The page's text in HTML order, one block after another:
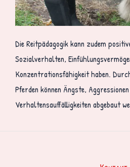
Die Reitpädagogik kann zudem
Sozialverhalten,
Konzentrationsfähigkeit haben.
Pferden können Ängste,
Verhaltensauffälligkeiten abgebaut